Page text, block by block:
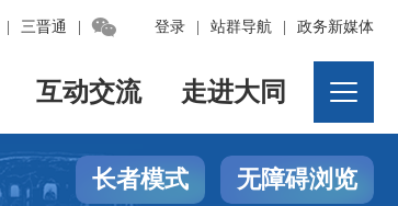
登录 站群导航 政务新媒体
三晋通 
互动交流 走进大同
长者模式 无障碍浏览